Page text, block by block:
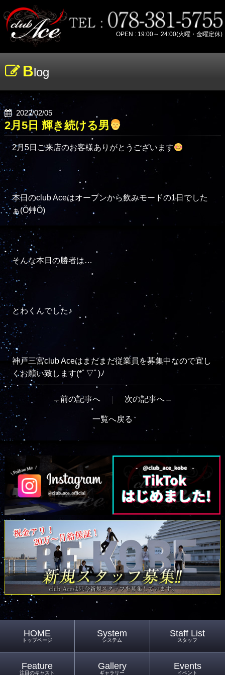
OPEN : 19:00～ 24:00(火曜・金曜定休)
Blog
2022/02/05
2月5日 輝き続ける男
2月5日ご来店のお客様ありがとうございます
本日のclub Aceはオープンから飲みモードの1日でした
ぁ(Ŏ艸Ŏ)
そんな本日の勝者は…
とわくんでした♪
神戸三宮club Aceはまだまだ従業員を募集中なので宜し
くお願い致します(*ﾟ▽ﾟ)ﾉ
←前の記事へ 次の記事へ→
一覧へ戻る
HOME
トップページ
System
システム
Staff List
スタッフ
Feature
注目のキャスト
Gallery
ギャラリー
Events
イベント